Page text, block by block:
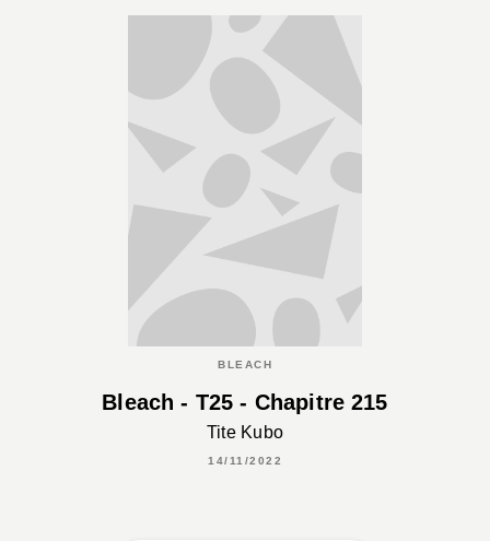
BLEACH
Bleach - T25 - Chapitre 215
Tite Kubo
14/11/2022